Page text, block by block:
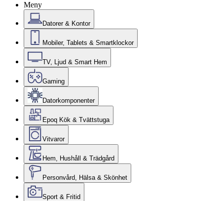
Meny
Datorer & Kontor
Mobiler, Tablets & Smartklockor
TV, Ljud & Smart Hem
Gaming
Datorkomponenter
Epoq Kök & Tvättstuga
Vitvaror
Hem, Hushåll & Trädgård
Personvård, Hälsa & Skönhet
Sport & Fritid